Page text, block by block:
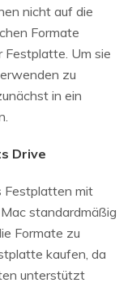
nicht auf die
Formate
Festplatte. Um sie
zu
in ein
Drive
Festplatten mit
standardmäßig
Formate zu
kaufen, da
unterstützt